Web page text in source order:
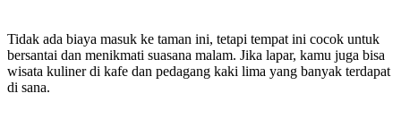
Tidak ada biaya masuk ke taman ini, tetapi tempat ini cocok untuk
bersantai dan menikmati suasana malam. Jika lapar, kamu juga bisa
wisata kuliner di kafe dan pedagang kaki lima yang banyak terdapat
di sana.